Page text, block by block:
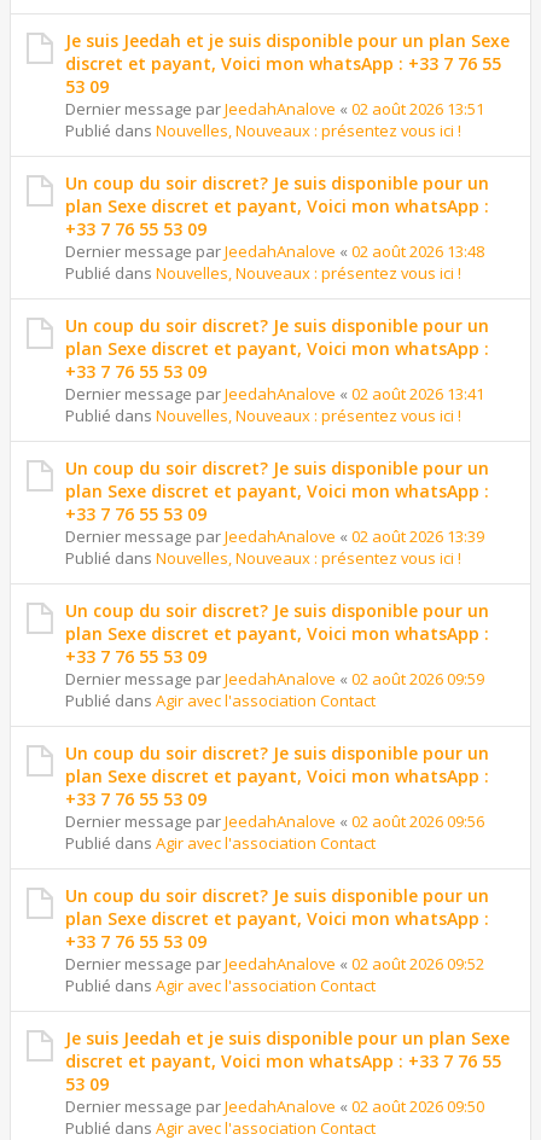
Je suis Jeedah et je suis disponible pour un plan Sexe
discret et payant, Voici mon whatsApp : +33 7 76 55
53 09
Dernier message parJeedahAnalove « 02 août 2026 13:51
Publié dans Nouvelles, Nouveaux : présentez vous ici !
Un coup du soir discret? Je suis disponible pour un
plan Sexe discret et payant, Voici mon whatsApp :
+33 7 76 55 53 09
Dernier message parJeedahAnalove « 02 août 2026 13:48
Publié dans Nouvelles, Nouveaux : présentez vous ici !
Un coup du soir discret? Je suis disponible pour un
plan Sexe discret et payant, Voici mon whatsApp :
+33 7 76 55 53 09
Dernier message parJeedahAnalove « 02 août 2026 13:41
Publié dans Nouvelles, Nouveaux : présentez vous ici !
Un coup du soir discret? Je suis disponible pour un
plan Sexe discret et payant, Voici mon whatsApp :
+33 7 76 55 53 09
Dernier message parJeedahAnalove « 02 août 2026 13:39
Publié dans Nouvelles, Nouveaux : présentez vous ici !
Un coup du soir discret? Je suis disponible pour un
plan Sexe discret et payant, Voici mon whatsApp :
+33 7 76 55 53 09
Dernier message parJeedahAnalove « 02 août 2026 09:59
Publié dans Agir avec l'association Contact
Un coup du soir discret? Je suis disponible pour un
plan Sexe discret et payant, Voici mon whatsApp :
+33 7 76 55 53 09
Dernier message parJeedahAnalove « 02 août 2026 09:56
Publié dans Agir avec l'association Contact
Un coup du soir discret? Je suis disponible pour un
plan Sexe discret et payant, Voici mon whatsApp :
+33 7 76 55 53 09
Dernier message parJeedahAnalove « 02 août 2026 09:52
Publié dans Agir avec l'association Contact
Je suis Jeedah et je suis disponible pour un plan Sexe
discret et payant, Voici mon whatsApp : +33 7 76 55
53 09
Dernier message parJeedahAnalove « 02 août 2026 09:50
Publié dans Agir avec l'association Contact